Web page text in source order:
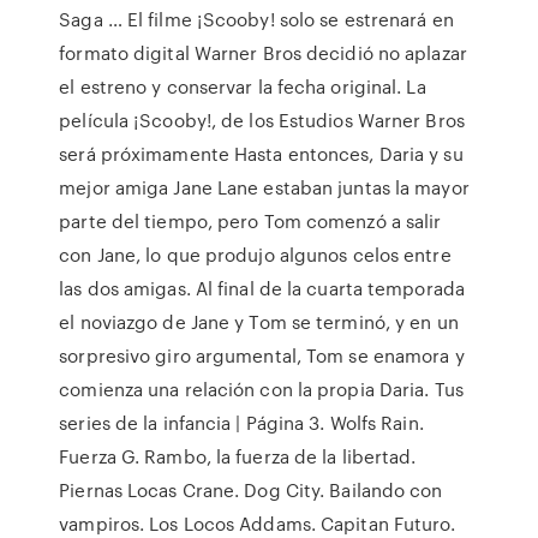
Saga … El filme ¡Scooby! solo se estrenará en
formato digital Warner Bros decidió no aplazar
el estreno y conservar la fecha original. La
película ¡Scooby!, de los Estudios Warner Bros
será próximamente Hasta entonces, Daria y su
mejor amiga Jane Lane estaban juntas la mayor
parte del tiempo, pero Tom comenzó a salir
con Jane, lo que produjo algunos celos entre
las dos amigas. Al final de la cuarta temporada
el noviazgo de Jane y Tom se terminó, y en un
sorpresivo giro argumental, Tom se enamora y
comienza una relación con la propia Daria. Tus
series de la infancia | Página 3. Wolfs Rain.
Fuerza G. Rambo, la fuerza de la libertad.
Piernas Locas Crane. Dog City. Bailando con
vampiros. Los Locos Addams. Capitan Futuro.